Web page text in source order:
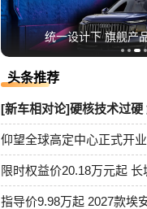
统一设计下 旗舰产
头条推荐
[新车相对论]硬核技术过硬
仰望全球高定中心正式开
限时权益价20.18万元起
指导价9.98万起 2027款埃